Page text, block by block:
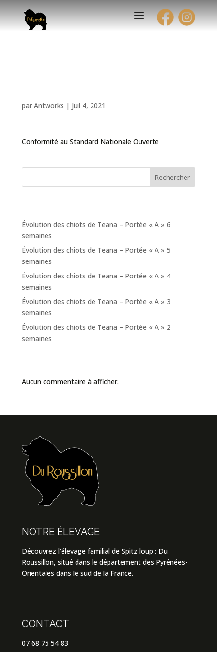
par Antworks | Juil 4, 2021
Conformité au Standard Nationale Ouverte
Rechercher
Évolution des chiots de Teana – Portée « A » 6
semaines
Évolution des chiots de Teana – Portée « A » 5
semaines
Évolution des chiots de Teana – Portée « A » 4
semaines
Évolution des chiots de Teana – Portée « A » 3
semaines
Évolution des chiots de Teana – Portée « A » 2
semaines
Aucun commentaire à afficher.
NOTRE ÉLEVAGE
Découvrez l'élevage familial de Spitz loup : Du
Roussillon, situé dans le département des Pyrénées-
Orientales dans le sud de la France.
CONTACT
07 68 75 54 83